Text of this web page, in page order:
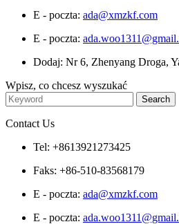
E - poczta: ada@xmzkf.com
E - poczta:
Dodaj: Nr 6, Zhenyang Droga,
Wpisz, co chcesz wyszukać
Contact Us
Tel: +8613921273425
Faks: +86-510-83568179
E - poczta: ada@xmzkf.com
E - poczta: